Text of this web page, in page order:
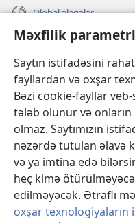
Məxfilik
Saytın istifadəsini
fayllardan və oxşar
Bəzi cookie-fayllar veb-
tələb olunur və
olmaz. Saytımızın
nəzərdə tutulan əlavə
və ya imtina edə
heç kimə
edilməyəcək. Ətraflı
oxşar
Qlobal əlaqələr
KÖMƏK
(yeni
pəncərə
açılır) Gözətçi qülləsinin
(yeni
pəncərə
açılır) JW Hub
(yeni
pəncərə
açılır)
«JW Library»®